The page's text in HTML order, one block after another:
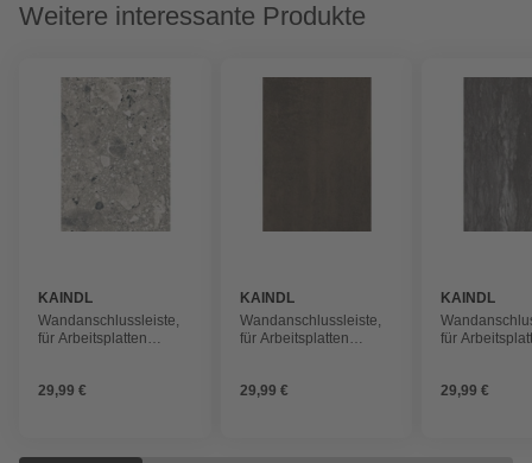
Weitere interessante Produkte
KAINDL
Wandanschlussleiste,
für Arbeitsplatten
29,99 €
KAINDL
Wandanschlussleiste,
für Arbeitsplatten
dunkelbraun
29,99 €
KAINDL
für
schwarz
29,99 €